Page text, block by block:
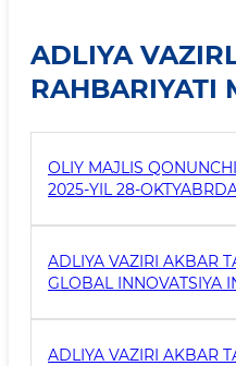
ADLIYA
RAHBARIYATI
OLIY MAJLIS
2025-YIL 28-
RABIYEVNING “SUD-
TO‘G‘RISIDA”GI
MA’RUZASI
ADLIYA VAZIRI AKBAR
GLOBAL INNOVATSIYA
TADBIRDAGI NUTQI
ADLIYA VAZIRI AKBAR